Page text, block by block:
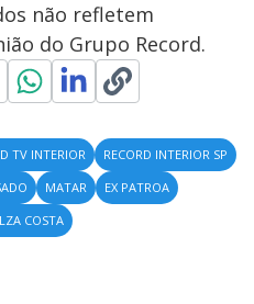
não refletem
do Grupo Record.
TV INTERIOR
RECORD INTERIOR SP
MATAR
EX PATROA
COSTA